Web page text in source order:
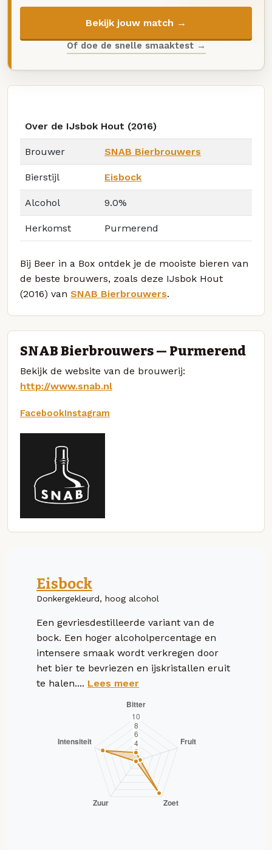
Bekijk jouw match →
Of doe de snelle smaaktest →
Over de IJsbok Hout (2016)
Brouwer SNAB Bierbrouwers
Bierstijl Eisbock
Alcohol 9.0%
Herkomst Purmerend
Bij Beer in a Box ontdek je de mooiste bieren van
de beste brouwers, zoals deze IJsbok Hout
(2016) van SNAB Bierbrouwers.
SNAB Bierbrouwers — Purmerend
Bekijk de website van de brouwerij:
http://www.snab.nl
FacebookInstagram
Eisbock
Donkergekleurd, hoog alcohol
Een gevriesdestilleerde variant van de
bock. Een hoger alcoholpercentage en
intensere smaak wordt verkregen door
het bier te bevriezen en ijskristallen eruit
te halen.... Lees meer